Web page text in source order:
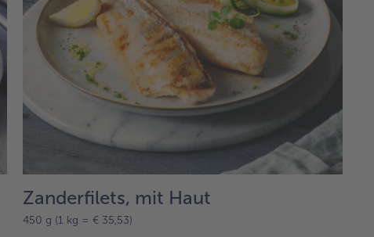
Zanderfilets, mit Haut
450 g (1 kg = € 35,53)